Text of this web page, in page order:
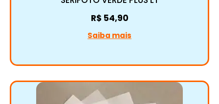
R$ 54,90
Saiba mais